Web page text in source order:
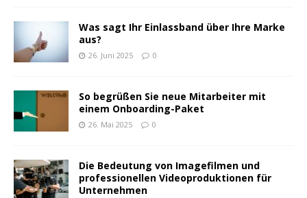
Was sagt Ihr Einlassband über Ihre Marke
aus?
26. Juni 2025 0
So begrüßen Sie neue Mitarbeiter mit
einem Onboarding-Paket
26. Mai 2025 0
Die Bedeutung von Imagefilmen und
professionellen Videoproduktionen für
Unternehmen